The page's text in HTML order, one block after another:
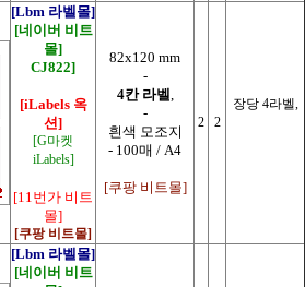
[Lbm 라벨몰]
[네이버 비트
몰]
CJ822]
[iLabels 옥
션]
[G마켓
iLabels]
[11번가 비트
몰]
[쿠팡 비트몰]
82x120 mm
-
4칸 라벨
-
흰색 모조지
- 100매 / A4
[쿠팡 비트몰]
2 2
장당 4라벨,
[Lbm 라벨몰]
[네이버 비트